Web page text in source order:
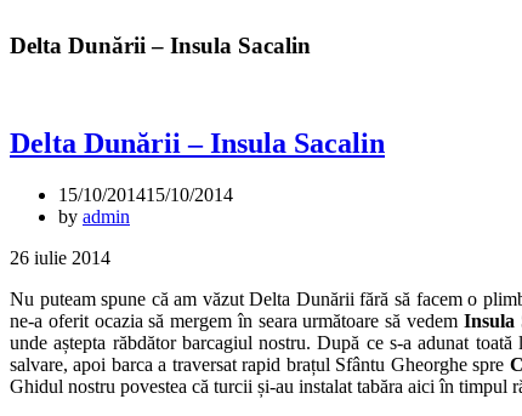
Delta Dunării – Insula Sacalin
Delta Dunării – Insula Sacalin
15/10/201415/10/2014
by admin
26 iulie 2014
Nu puteam spune că am văzut Delta Dunării fără să facem o
ne-a oferit ocazia să mergem în seara următoare să vedem Insula
unde aștepta răbdător barcagiul nostru. După ce s-a adunat
salvare, apoi barca a traversat rapid brațul Sfântu Gheorghe spre
Ghidul nostru povestea că turcii și-au instalat tabăra aici în timpul